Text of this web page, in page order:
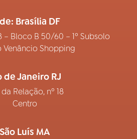
Brasília DF
– Bloco B 50/60 – 1º Subsolo
Venâncio Shopping
de Janeiro RJ
da Relação, nº 18
Centro
São Luís MA